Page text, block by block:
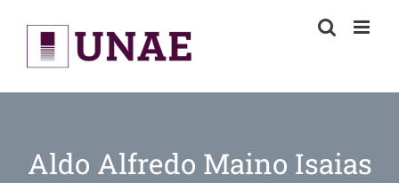
content
Aldo Alfredo Maino Isaias